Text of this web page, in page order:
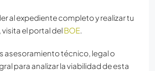
al expediente completo y realizar tu
el portal delBOE.
asesoramiento técnico, legal o
para analizar la viabilidad de esta